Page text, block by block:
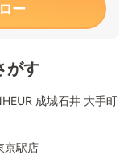
ー
がす
成城石井 大手町
京駅店